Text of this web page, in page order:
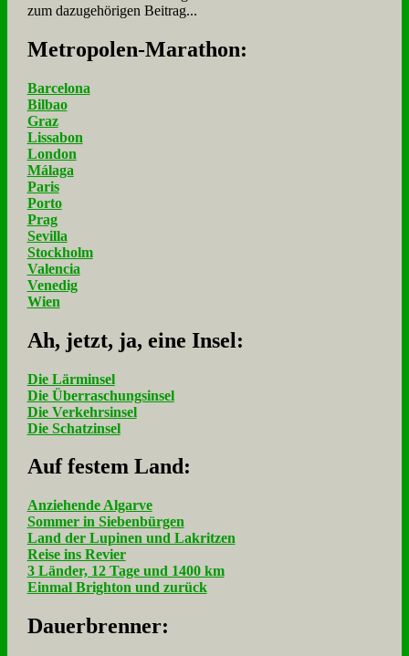
zum dazugehörigen Beitrag...
Me­tro­po­len-Ma­ra­thon:
Barcelona
Bilbao
Graz
Lissabon
London
Málaga
Paris
Porto
Prag
Sevilla
Stockholm
Valencia
Venedig
Wien
Ah, jetzt, ja, ei­ne In­sel:
Die Lärminsel
Die Überraschungsinsel
Die Verkehrsinsel
Die Schatzinsel
Auf fe­stem Land:
Anziehende Algarve
Sommer in Siebenbürgen
Land der Lupinen und Lakritzen
Reise ins Revier
3 Länder, 12 Tage und 1400 km
Einmal Brighton und zurück
Dau­er­bren­ner: